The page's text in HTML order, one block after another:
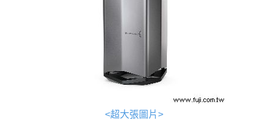
<超大張圖片>